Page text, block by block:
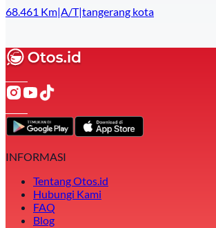
68.461 Km|A/T|tangerang kota
INFORMASI
Tentang Otos.id
Hubungi Kami
FAQ
Blog